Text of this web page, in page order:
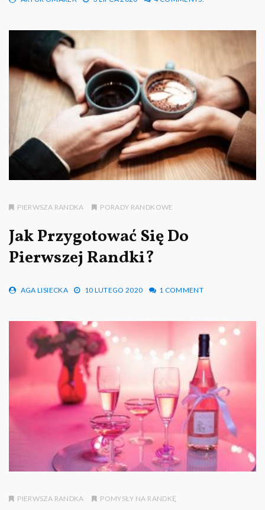
PIERWSZA RANDKA PORADY RANDKOWE
Jak Przygotować Się Do
Pierwszej Randki?
AGA LISIECKA 10 LUTEGO 2020 1 COMMENT
PIERWSZA RANDKA POMYSŁY NA RANDKĘ